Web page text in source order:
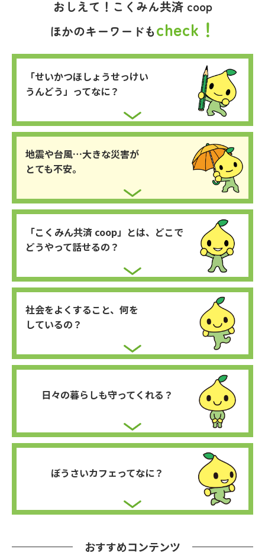
おしえて！こくみん共済 coop
ほかのキーワードもcheck！
「せいかつほしょうせっけい
うんどう」 ってなに？
地震や台風…大きな災害が
とても不安。
「こくみん共済 coop」 とは、 どこで
どうやって話せるの？
社会をよくすること、 何を
しているの？
日々の暮らしも守ってくれる？
ぼうさいカフェってなに？
おすすめコンテンツ